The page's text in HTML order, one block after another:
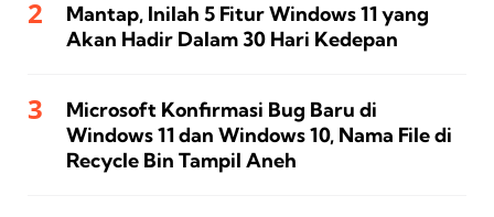
Mantap, Inilah 5 Fitur Windows 11 yang
Akan Hadir Dalam 30 Hari Kedepan
Microsoft Konfirmasi Bug Baru di
Windows 11 dan Windows 10, Nama File di
Recycle Bin Tampil Aneh